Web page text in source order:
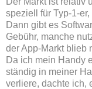
speziell für Typ-1-
Dann gibt es
Gebühr, manche
der App-Markt blieb
Da ich mein Handy
ständig in meiner
verliere, dachte ich,